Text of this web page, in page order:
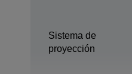
Sistema de
proyección